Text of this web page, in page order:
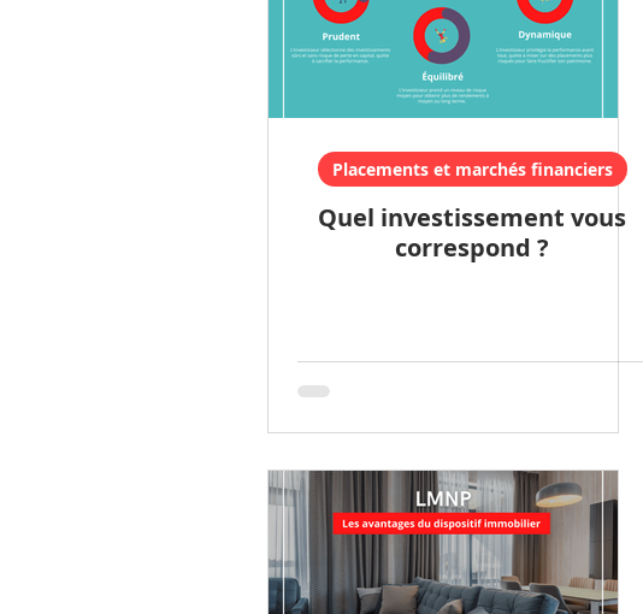
Placements et marchés financiers
Quel investissement vous
correspond ?